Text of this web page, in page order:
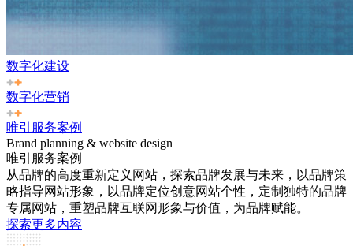
数字化建设
数字化营销
唯引服务案例
Brand planning & website design
唯引服务案例
从品牌的高度重新定义网站，探索品牌发展与未来，以品牌策
略指导网站形象，以品牌定位创意网站个性，定制独特的品牌
专属网站，重塑品牌互联网形象与价值，为品牌赋能。
探索更多内容